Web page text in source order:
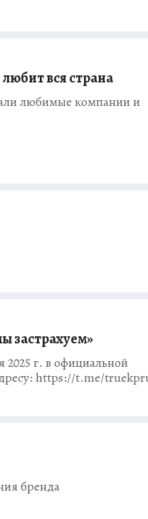
вся страна
любимые компании и
застрахуем»
2025 г. в официальной
https://t.me/
бренда